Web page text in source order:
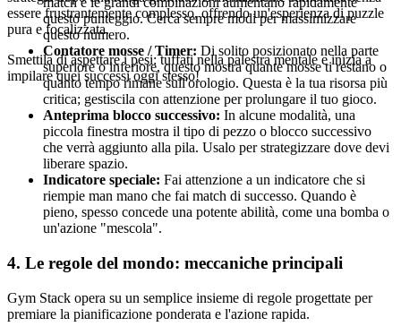
essere frustrantemente complesso, offrendo un'esperienza di puzzle
pura e focalizzata.
Smettila di aspettare i pesi: tuffati nella palestra mentale e inizia a
impilare quei successi oggi stesso!
questo punteggio. Cerca sempre modi per massimizzare
questo numero.
Contatore mosse / Timer: Di solito posizionato nella parte
superiore o inferiore, questo mostra quante mosse ti restano o
quanto tempo rimane sull'orologio. Questa è la tua risorsa più
critica; gestiscila con attenzione per prolungare il tuo gioco.
Anteprima blocco successivo: In alcune modalità, una
piccola finestra mostra il tipo di pezzo o blocco successivo
che verrà aggiunto alla pila. Usalo per strategizzare dove devi
liberare spazio.
Indicatore speciale: Fai attenzione a un indicatore che si
riempie man mano che fai match di successo. Quando è
pieno, spesso concede una potente abilità, come una bomba o
un'azione "mescola".
4. Le regole del mondo: meccaniche principali
Gym Stack opera su un semplice insieme di regole progettate per
premiare la pianificazione ponderata e l'azione rapida.